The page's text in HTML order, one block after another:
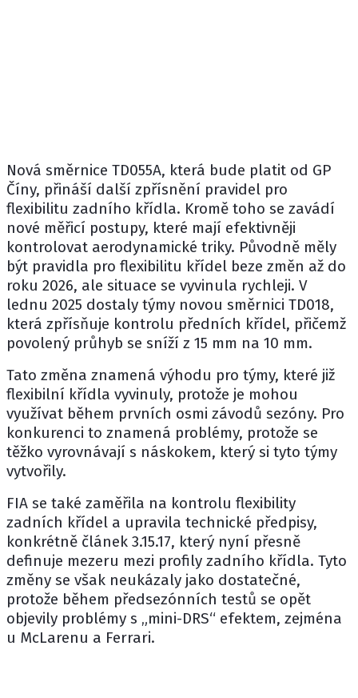
Nová směrnice TD055A, která bude platit od GP
Číny, přináší další zpřísnění pravidel pro
flexibilitu zadního křídla. Kromě toho se zavádí
nové měřicí postupy, které mají efektivněji
kontrolovat aerodynamické triky. Původně měly
být pravidla pro flexibilitu křídel beze změn až do
roku 2026, ale situace se vyvinula rychleji. V
lednu 2025 dostaly týmy novou směrnici TD018,
která zpřísňuje kontrolu předních křídel, přičemž
povolený průhyb se sníží z 15 mm na 10 mm.
Tato změna znamená výhodu pro týmy, které již
flexibilní křídla vyvinuly, protože je mohou
využívat během prvních osmi závodů sezóny. Pro
konkurenci to znamená problémy, protože se
těžko vyrovnávají s náskokem, který si tyto týmy
vytvořily.
FIA se také zaměřila na kontrolu flexibility
zadních křídel a upravila technické předpisy,
konkrétně článek 3.15.17, který nyní přesně
definuje mezeru mezi profily zadního křídla. Tyto
změny se však neukázaly jako dostatečné,
protože během předsezónních testů se opět
objevily problémy s „mini-DRS“ efektem, zejména
u McLarenu a Ferrari.